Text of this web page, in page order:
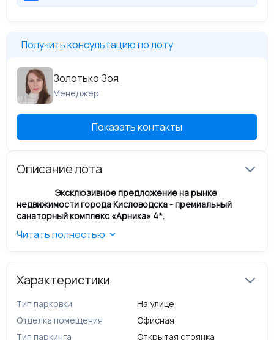
Получить консультацию по лоту
Золотько Зоя
Менеджер
Показать контакты
Описание лота
Эксклюзивное предложение на рынке
недвижимости города Кисловодска - премиальный
санаторный комплекс «Арника» 4*.
Адрес:г. Кисловодск, пр. Ленина, д. 18
Год постройки:
Форма владения : частная собственность.
Здание расположено на земельном участке общей
площадью1360 +/- 13 кв. м (0,13 га). К
земли населенных пунктов, ВРИ: под строительство
Читать полностью
Характеристики
Тип парковки
На улице
Отделка помещения
Офисная
Тип паркинга
Открытая стоянка